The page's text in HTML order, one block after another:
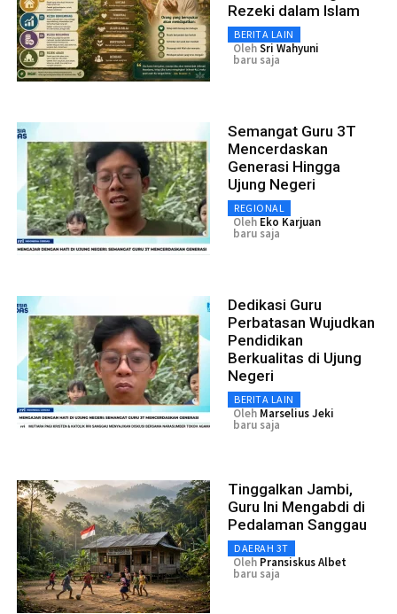
Rezeki dalam Islam
BERITA LAIN
OlehSri Wahyuni
baru saja
Semangat Guru 3T
Mencerdaskan
Generasi Hingga
Ujung Negeri
REGIONAL
Oleh Eko Karjuan
baru saja
Dedikasi Guru
Perbatasan Wujudkan
Pendidikan
Berkualitas di Ujung
Negeri
BERITA LAIN
Oleh Marselius Jeki
baru saja
Tinggalkan Jambi,
Guru Ini Mengabdi di
Pedalaman Sanggau
DAERAH 3T
Oleh Pransiskus Albet
baru saja